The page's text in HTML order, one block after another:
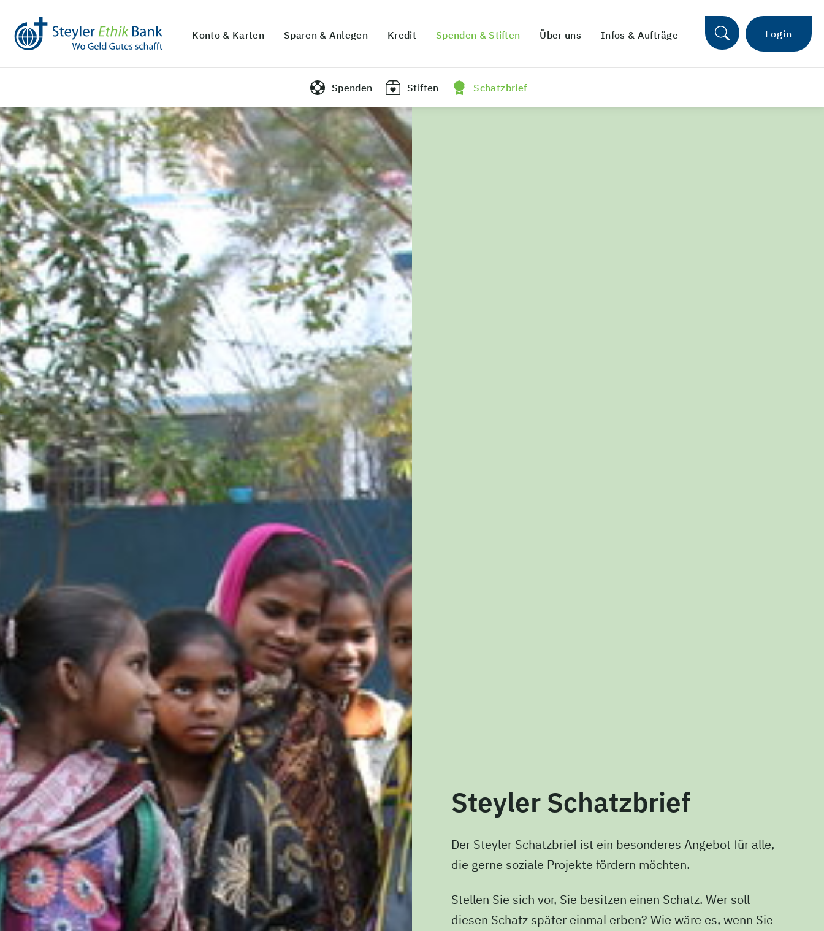
Konto & Karten Sparen & Anlegen Kredit Spenden & Stiften Über uns Infos & Aufträge Login
Spenden Stiften Schatzbrief
Steyler Schatzbrief
Der Steyler Schatzbrief ist ein besonderes Angebot für alle,
die gerne soziale Projekte fördern möchten.
Stellen Sie sich vor, Sie besitzen einen Schatz. Wer soll
diesen Schatz später einmal erben? Wie wäre es, wenn Sie